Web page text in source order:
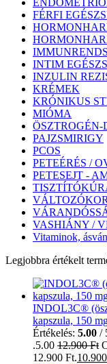
FÉRFI
INTIM
INZULIN
KRÉMEK
KRÓNIKUS
MIÓMA
PAJZSMIRIGY
PCOS
PETEÉRÉS /
PETESEJT -
VÁLTOZÓKOR
VASHIÁNY /
Vitaminok,
Legjobbra értékelt
INDOL3C®
kapszula, 150
Értékelés: 5.00 /
.5.00 12.900Ft
12.900 Ft.10.900